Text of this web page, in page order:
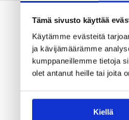
Tämä sivusto käyttää
Käytämme evästeitä
ja kävijämäärämme
kumppaneillemme tietoja
olet antanut heille tai joita
Kiellä